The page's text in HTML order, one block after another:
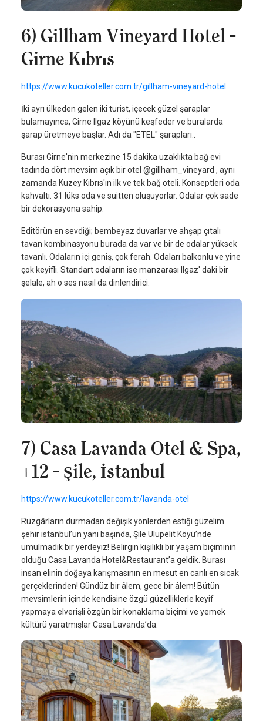
6) Gillham Vineyard Hotel -
Girne Kıbrıs
https://www.kucukoteller.com.tr/gillham-vineyard-hotel
İki ayrı ülkeden gelen iki turist, içecek güzel şaraplar
bulamayınca, Girne Ilgaz köyünü keşfeder ve buralarda
şarap üretmeye başlar. Adı da "ETEL" şarapları..
Burası Girne'nin merkezine 15 dakika uzaklıkta bağ evi
tadında dört mevsim açık bir otel @gillham_vineyard , aynı
zamanda Kuzey Kıbrıs'ın ilk ve tek bağ oteli. Konseptleri oda
kahvaltı. 31 lüks oda ve suitten oluşuyorlar. Odalar çok sade
bir dekorasyona sahip.
Editörün en sevdiği; bembeyaz duvarlar ve ahşap çıtalı
tavan kombinasyonu burada da var ve bir de odalar yüksek
tavanlı. Odaların içi geniş, çok ferah. Odaları balkonlu ve yine
çok keyifli. Standart odaların ise manzarası Ilgaz' daki bir
şelale, ah o ses nasıl da dinlendirici.
7) Casa Lavanda Otel & Spa,
+12 - Şile, İstanbul
https://www.kucukoteller.com.tr/lavanda-otel
Rüzgârların durmadan değişik yönlerden estiği güzelim
şehir istanbul’un yanı başında, Şile Ulupelit Köyü’nde
umulmadık bir yerdeyiz! Belirgin kişilikli bir yaşam biçiminin
olduğu Casa Lavanda Hotel&Restaurant’a geldik. Burası
insan elinin doğaya karışmasının en mesut en canlı en sıcak
gerçeklerinden! Gündüz bir âlem, gece bir âlem! Bütün
mevsimlerin içinde kendisine özgü güzelliklerle keyif
yapmaya elverişli özgün bir konaklama biçimi ve yemek
kültürü yaratmışlar Casa Lavanda’da.